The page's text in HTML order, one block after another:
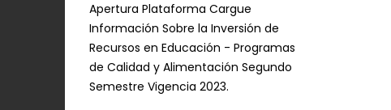
Apertura Plataforma Cargue
Información Sobre la Inversión de
Recursos en Educación - Programas
de Calidad y Alimentación Segundo
Semestre Vigencia 2023.